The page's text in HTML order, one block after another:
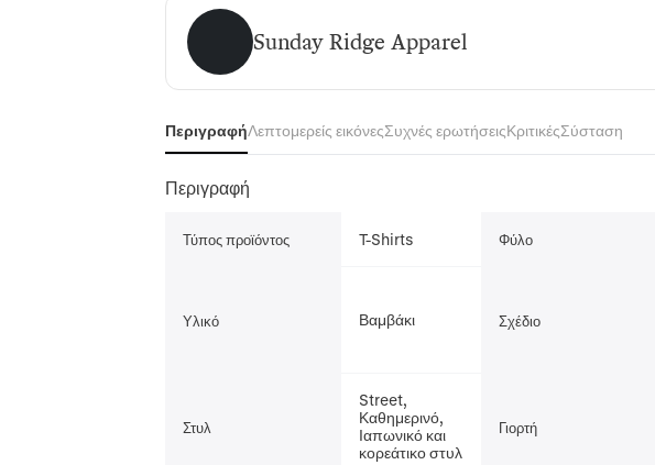
Sunday Ridge Apparel
Sunday Ridge Apparel
ΠεριγραφήΛεπτομερείς εικόνεςΣυχνές ερωτήσειςΚριτικέςΣύσταση
Περιγραφή
Τύπος προϊόντος T-Shirts Φύλο
Υλικό Βαμβάκι Σχέδιο
Στυλ
Street,
Καθημερινό,
Ιαπωνικό και
κορεάτικο στυλ
Γιορτή